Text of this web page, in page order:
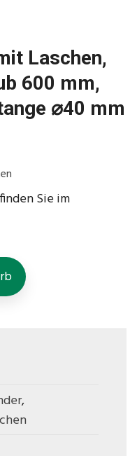
Laschen,
600 mm,
⌀40 mm
Sie im
,